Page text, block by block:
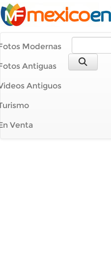
Modernas
Antiguas
Antiguos
Venta